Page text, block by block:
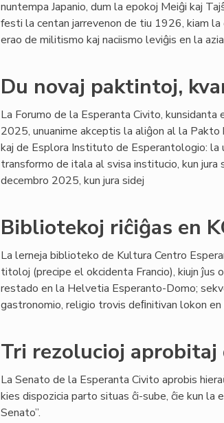
nuntempa Japanio, dum la epokoj Meiĝi kaj
festi la centan jarrevenon de tiu 1926, kiam
erao de militismo kaj naciismo leviĝis en la
Du novaj paktintoj,
La Forumo de la Esperanta Civito,
2025, unuanime akceptis la aliĝon al la
kaj de Esplora Instituto de Esperantologio: la
transformo de itala al svisa institucio, kun
decembro 2025, kun jura sidej
Bibliotekoj riĉiĝas en
La lerneja biblioteko de Kultura Centro
titoloj (precipe el okcidenta Francio), kiujn ĵus
restado en la Helvetia Esperanto-Domo;
gastronomio, religio trovis deﬁnitivan lokon
Tri rezolucioj aprobitaj
La Senato de la Esperanta Civito aprobis
kies dispozicia parto situas ĉi-sube, ĉie kun la
Senato”.